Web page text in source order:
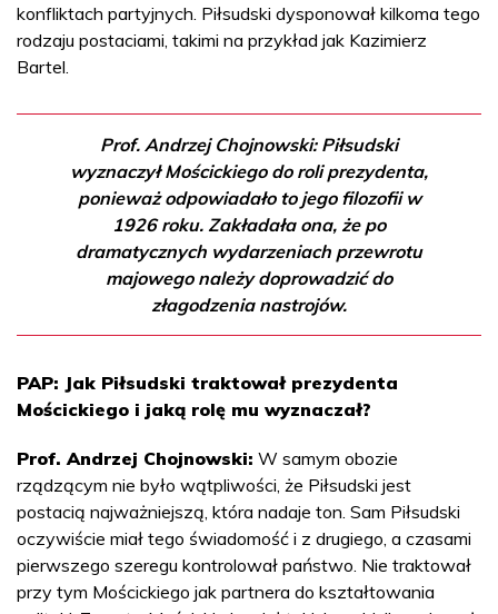
konfliktach partyjnych. Piłsudski dysponował kilkoma tego
rodzaju postaciami, takimi na przykład jak Kazimierz
Bartel.
Prof. Andrzej Chojnowski: Piłsudski
wyznaczył Mościckiego do roli prezydenta,
ponieważ odpowiadało to jego filozofii w
1926 roku. Zakładała ona, że po
dramatycznych wydarzeniach przewrotu
majowego należy doprowadzić do
złagodzenia nastrojów.
PAP: Jak Piłsudski traktował prezydenta
Mościckiego i jaką rolę mu wyznaczał?
Prof. Andrzej Chojnowski: W samym obozie
rządzącym nie było wątpliwości, że Piłsudski jest
postacią najważniejszą, która nadaje ton. Sam Piłsudski
oczywiście miał tego świadomość i z drugiego, a czasami
pierwszego szeregu kontrolował państwo. Nie traktował
przy tym Mościckiego jak partnera do kształtowania